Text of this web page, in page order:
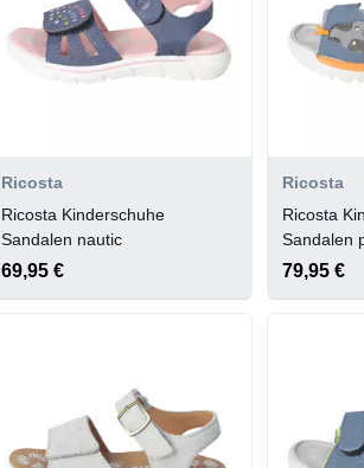
Ricosta
Ricosta Kinderschuhe
Sandalen nautic
69,95 €
Ricosta
Ricosta
Sandalen
79,95 €